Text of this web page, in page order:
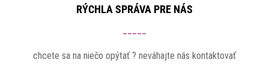
RÝCHLA SPRÁVA PRE NÁS
chcete sa na niečo opýtať ? neváhajte nás kontaktovať